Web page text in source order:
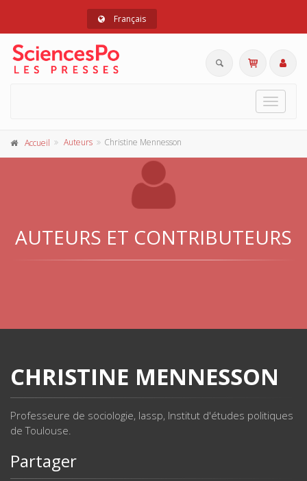
Français
Toggle
Accueil Auteurs Christine Mennesson
AUTEURS ET CONTRIBUTEURS
CHRISTINE MENNESSON
Professeure de sociologie, lassp, Institut d'études politiques
de Toulouse.
Partager